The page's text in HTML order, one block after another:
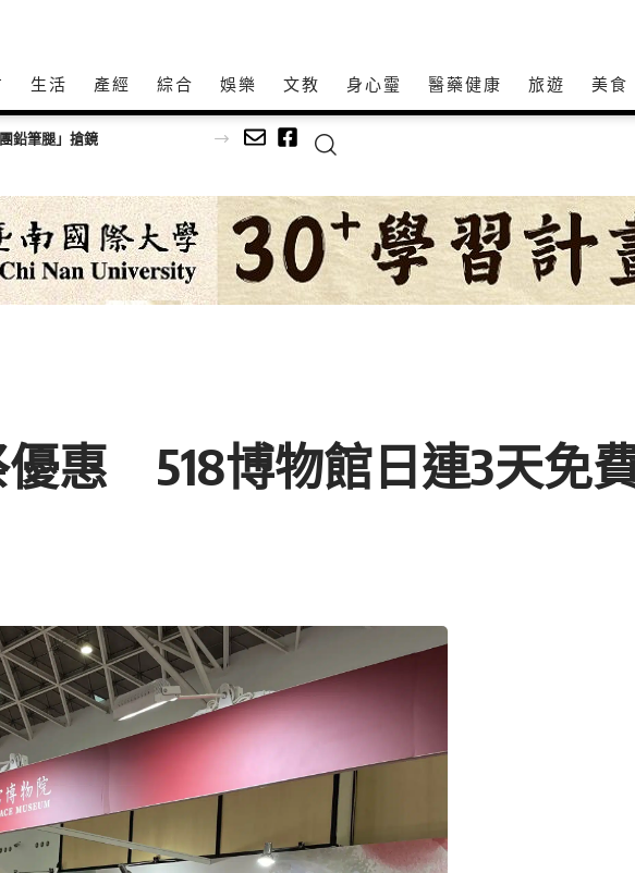
生活 產經 綜合 娛樂 文教 身心𩆜 醫藥健康 旅遊 美食
命經驗打造共學平台
惠 518博物館日連3天免